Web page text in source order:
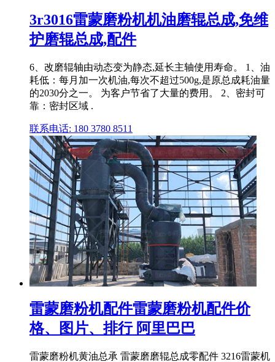
3r3016雷蒙磨粉机机油磨辊总成,免维
护磨辊总成,配件
6、改磨辊轴由动态变为静态,延长主轴使用寿命。 1、油
耗低：每月加一次机油,每次不超过500g,是原总成耗油量
的2030分之一。 为客户节省了大量的费用。 2、密封可
靠：密封区域 .
联系电话: 180 3780 8511
雷蒙磨粉机配件雷蒙磨粉机配件价
格、图片、排行 阿里巴巴
雷蒙磨粉机黄油总承 雷蒙磨磨辊总成零配件 3216雷蒙机